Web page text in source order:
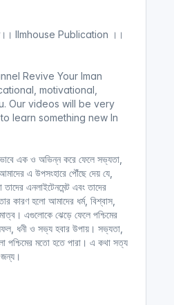
r
e
Ilmhouse Publication ।।
Revive Your Iman
motivational,
Our videos will be very
learn something new In
এক ও অভিন্ন করে ফেলে সভ্যতা,
এ উপসংহারে পৌঁছে দেয় যে,
তাদের এনলাইটেনমেন্ট এবং তাদের
কারণ হলো আমাদের ধর্ম, বিশ্বাস,
এগুলোকে ঝেড়ে ফেলে পশ্চিমের
ধনী ও সভ্য হবার উপায়। সভ্যতা,
মতো হতে পারা। এ কথা সত্য